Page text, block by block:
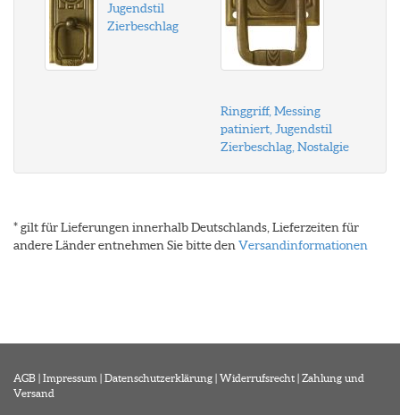
Jugendstil
Zierbeschlag
Ringgriff, Messing
patiniert, Jugendstil
Zierbeschlag, Nostalgie
* gilt für Lieferungen innerhalb Deutschlands, Lieferzeiten für
andere Länder entnehmen Sie bitte den Versandinformationen
AGB | Impressum | Datenschutzerklärung | Widerrufsrecht | Zahlung und
Versand